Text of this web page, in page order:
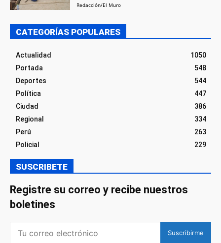
Redacción/El Muro
CATEGORÍAS POPULARES
Actualidad
1050
Portada
548
Deportes
544
Política
447
Ciudad
386
Regional
334
Perú
263
Policial
229
SUSCRIBETE
Registre su correo y recibe nuestros
boletines
Suscribirme